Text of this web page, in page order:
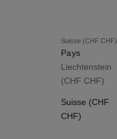
Suisse (CHF CHF)
Pays
Liechtenstein
(CHF CHF)
Suisse (CHF
CHF)